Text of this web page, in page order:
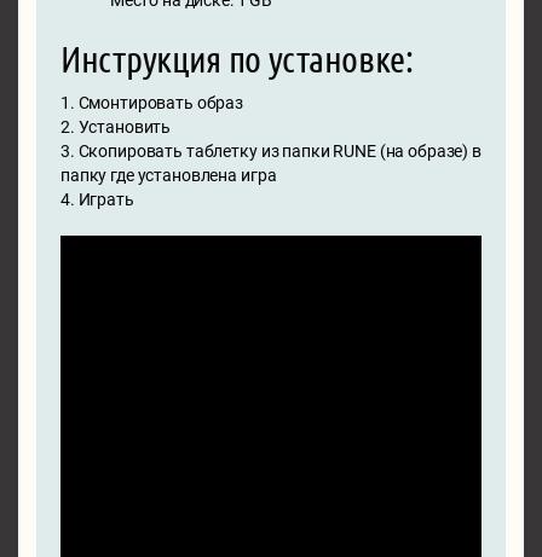
Инструкция по установке:
1. Смонтировать образ
2. Установить
3. Скопировать таблетку из папки RUNE (на образе) в
папку где установлена игра
4. Играть